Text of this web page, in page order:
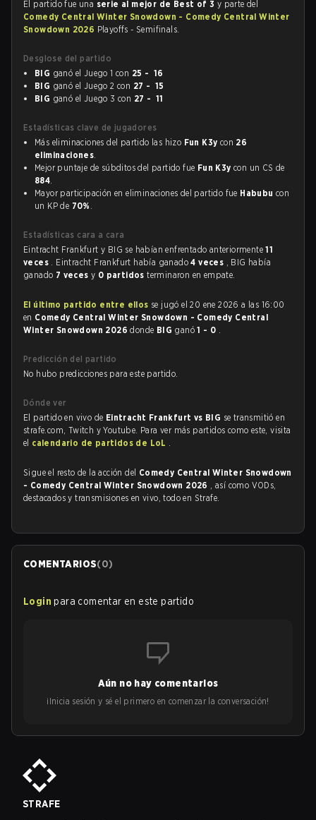
El partido fue una serie al mejor de Best of 3 y parte del
Comedy Central Winter Snowdown - Comedy Central Winter
Snowdown 2026 Playoffs - Semifinals.
Desglose del partido
BIG ganó el Juego 1 con 25 - 16
BIG ganó el Juego 2 con 27 - 15
BIG ganó el Juego 3 con 27 - 11
Estadísticas clave de jugadores
Más eliminaciones del partido las hizo Fun K3y con 26
eliminaciones.
Mejor puntaje de súbditos del partido fue Fun K3y con un CS de
884.
Mayor participación en eliminaciones del partido fue Habubu con
un KP de 70% .
Estadísticas cara a cara
Eintracht Frankfurt y BIG se habían enfrentado anteriormente11
veces . Eintracht Frankfurt había ganado4 veces , BIG había
ganado 7 vecesy 0 partidosterminaron en empate.
El último partido entre ellos se jugó el 20 ene 2026 a las 16:00
en Comedy Central Winter Snowdown - Comedy Central
Winter Snowdown 2026donde BIG ganó1 - 0 .
Predicción del partido
No hubo predicciones para este partido.
Dónde ver
El partido en vivo de Eintracht Frankfurt vs BIG se transmitió en
strafe.com, Twitch y Youtube. Para ver más partidos como este, visita
el calendario de partidos de LoL .
Sigue el resto de la acción del Comedy Central Winter Snowdown
- Comedy Central Winter Snowdown 2026 , así como VODs,
destacados y transmisiones en vivo, todo en Strafe.
COMENTARIOS(0)
Login para comentar en este partido
Aún no hay comentarios
¡Inicia sesión y sé el primero en comenzar la conversación!
STRAFE